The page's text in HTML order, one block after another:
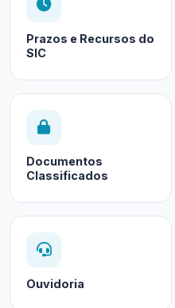
Prazos e Recursos do
SIC
Documentos
Classificados
Ouvidoria